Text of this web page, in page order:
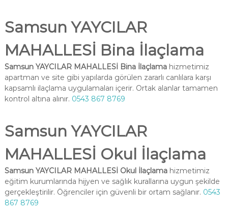
Samsun YAYCILAR
MAHALLESİ Bina İlaçlama
Samsun YAYCILAR MAHALLESİ Bina İlaçlamahizmetimiz
apartman ve site gibi yapılarda görülen zararlı canlılara karşı
kapsamlı ilaçlama uygulamaları içerir. Ortak alanlar tamamen
kontrol altına alınır. 0543 867 8769
Samsun YAYCILAR
MAHALLESİ Okul İlaçlama
Samsun YAYCILAR MAHALLESİ Okul İlaçlamahizmetimiz
eğitim kurumlarında hijyen ve sağlık kurallarına uygun şekilde
gerçekleştirilir. Öğrenciler için güvenli bir ortam sağlanır. 0543
867 8769